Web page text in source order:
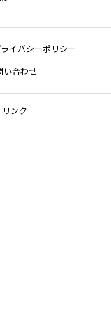
イバシーポリシー
い合わせ
ンク